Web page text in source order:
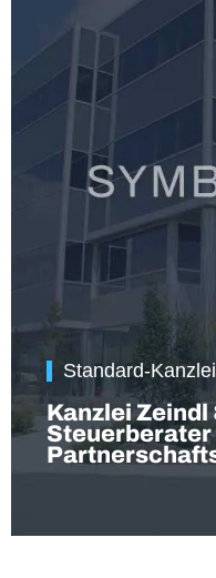
Standard-
Kanzlei Zeindl
Steuerberater